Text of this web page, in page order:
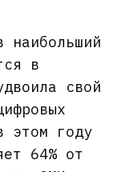
наибольший
в
свой
этом году
64% от